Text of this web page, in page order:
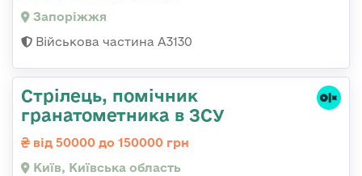
Запоріжжя
Військова частина А3130
Стрілець, помічник
гранатометника в ЗСУ
від 50000 до 150000 грн
Київ, Київська область